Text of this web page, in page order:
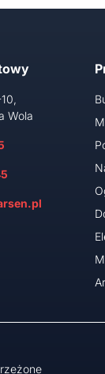
Wola